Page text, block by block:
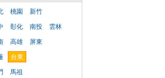
桃園
新竹
彰化 南投
雲林
高雄
屏東
台東
馬祖